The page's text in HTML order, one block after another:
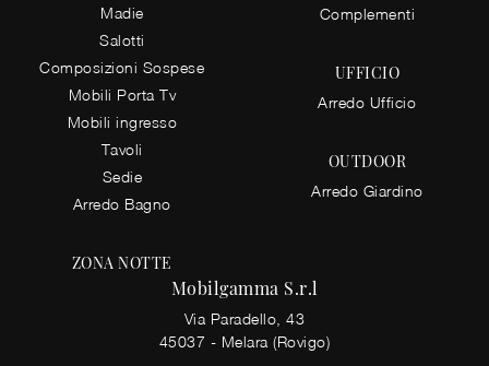
Madie
Salotti
Composizioni Sospese
Mobili Porta Tv
Mobili ingresso
Tavoli
Sedie
Arredo Bagno
ZONA NOTTE
Complementi
UFFICIO
Arredo Ufficio
OUTDOOR
Arredo Giardino
Mobilgamma S.r.l
Via Paradello, 43
45037 - Melara (Rovigo)